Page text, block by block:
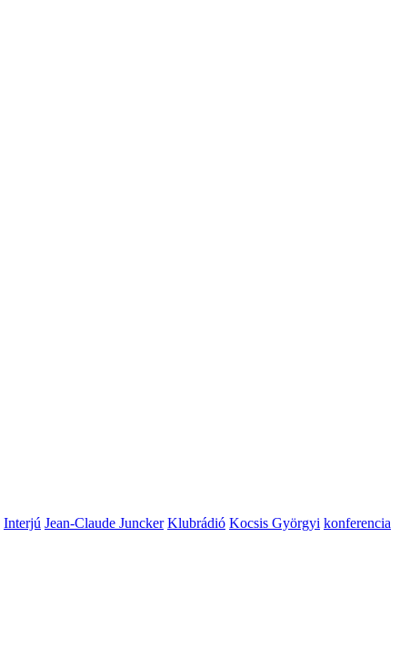
Interjú Jean-Claude Juncker Klubrádió Kocsis Györgyi konferencia